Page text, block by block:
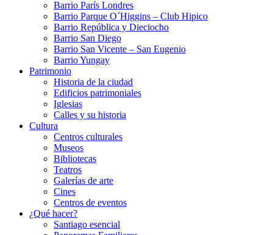
Barrio Parí­s Londres
Barrio Parque O´Higgins – Club Hipico
Barrio República y Dieciocho
Barrio San Diego
Barrio San Vicente – San Eugenio
Barrio Yungay
Patrimonio
Historia de la ciudad
Edificios patrimoniales
Iglesias
Calles y su historia
Cultura
Centros culturales
Museos
Bibliotecas
Teatros
Galerí­as de arte
Cines
Centros de eventos
¿Qué hacer?
Santiago esencial